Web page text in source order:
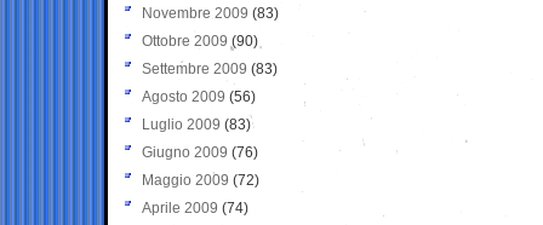
Novembre 2009 (83)
Ottobre 2009 (90)
Settembre 2009 (83)
Agosto 2009 (56)
Luglio 2009 (83)
Giugno 2009 (76)
Maggio 2009 (72)
Aprile 2009 (74)